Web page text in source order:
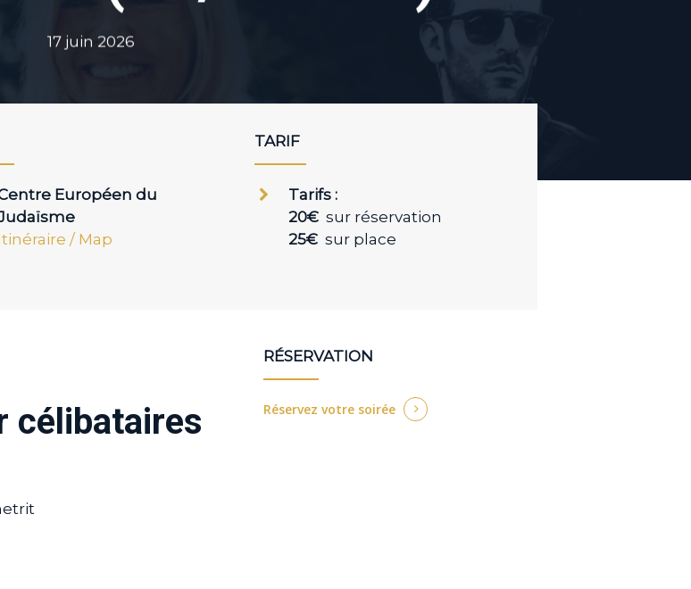
17 juin 2026
Européen du
/ Map
TARIF
Tarifs :
20€ sur réservation
25€ sur place
célibataires
RÉSERVATION
Réservez votre soirée